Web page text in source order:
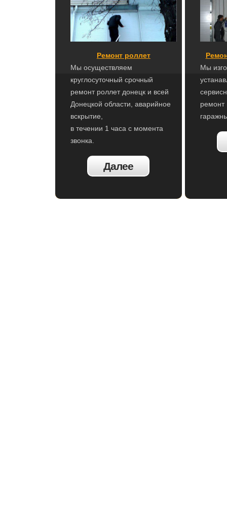
Ремонт роллет
Мы осуществляем
круглосуточный срочный
ремонт роллет донецк и всей
Донецкой области, аварийное
вскрытие,
в течении 1 часа с момента
звонка.
Далее
Мы